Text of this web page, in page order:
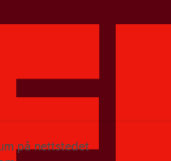
på nettstedet